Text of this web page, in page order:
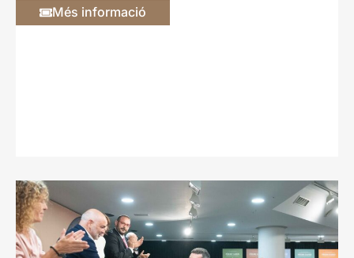
Més informació